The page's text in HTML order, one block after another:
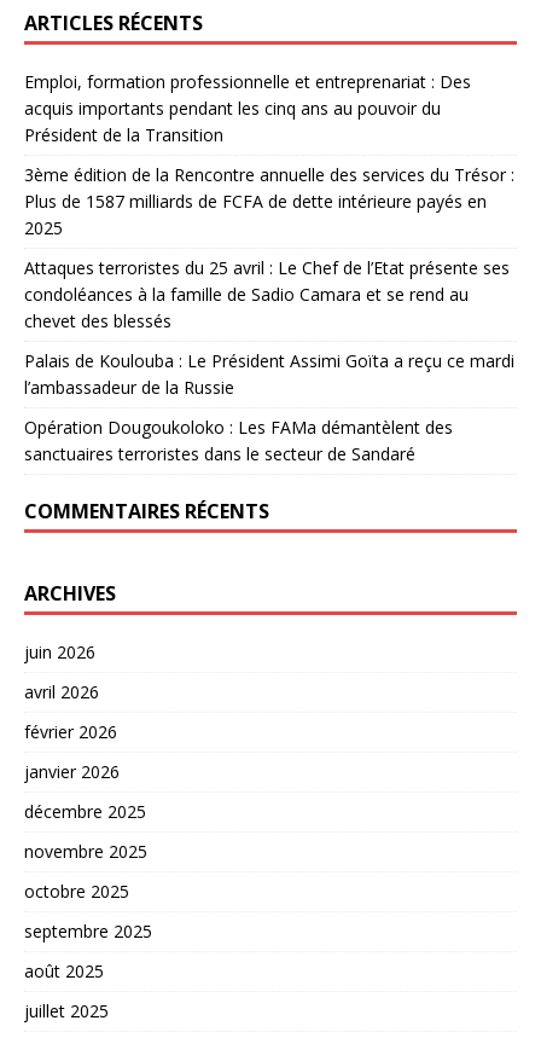
ARTICLES RÉCENTS
Emploi, formation professionnelle et entreprenariat : Des
acquis importants pendant les cinq ans au pouvoir du
Président de la Transition
3ème édition de la Rencontre annuelle des services du Trésor :
Plus de 1587 milliards de FCFA de dette intérieure payés en
2025
Attaques terroristes du 25 avril : Le Chef de l’Etat présente ses
condoléances à la famille de Sadio Camara et se rend au
chevet des blessés
Palais de Koulouba : Le Président Assimi Goïta a reçu ce mardi
l’ambassadeur de la Russie
Opération Dougoukoloko : Les FAMa démantèlent des
sanctuaires terroristes dans le secteur de Sandaré
COMMENTAIRES RÉCENTS
ARCHIVES
juin 2026
avril 2026
février 2026
janvier 2026
décembre 2025
novembre 2025
octobre 2025
septembre 2025
août 2025
juillet 2025